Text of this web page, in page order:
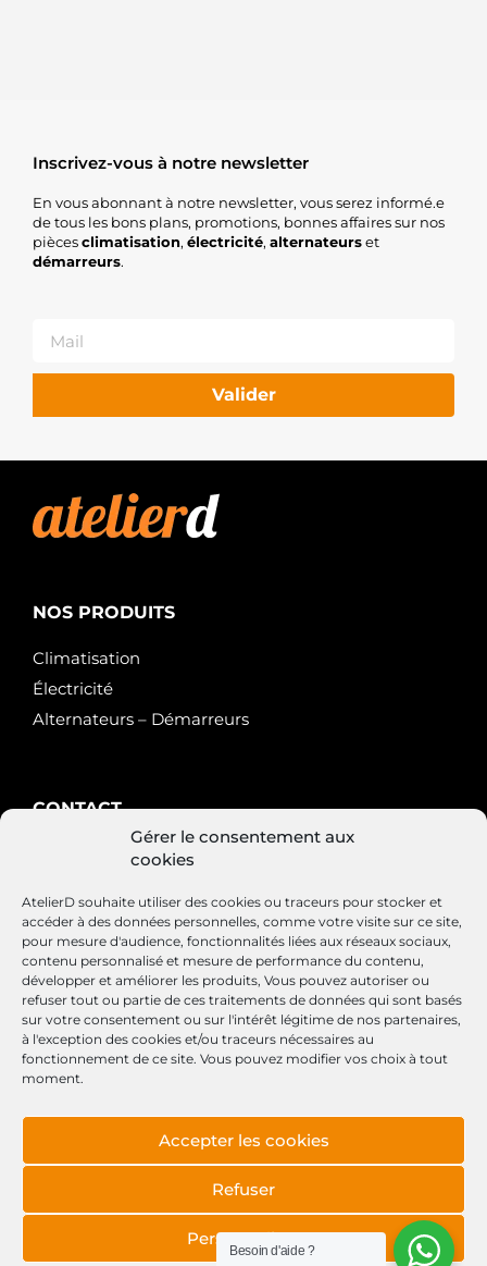
Gérer le consentement aux
cookies
AtelierD souhaite utiliser des cookies ou traceurs pour stocker et
accéder à des données personnelles, comme votre visite sur ce site,
pour mesure d'audience, fonctionnalités liées aux réseaux sociaux,
contenu personnalisé et mesure de performance du contenu,
développer et améliorer les produits, Vous pouvez autoriser ou
refuser tout ou partie de ces traitements de données qui sont basés
sur votre consentement ou sur l'intérêt légitime de nos partenaires,
à l'exception des cookies et/ou traceurs nécessaires au
fonctionnement de ce site. Vous pouvez modifier vos choix à tout
moment.
Accepter les cookies
Refuser
Personnaliser
Inscrivez-vous à notre newsletter
En vous abonnant à notre newsletter, vous serez informé.e
de tous les bons plans, promotions, bonnes affaires sur nos
piècesclimatisation, électricité, alternateurset
démarreurs.
Valider
NOS PRODUITS
Climatisation
Électricité
Alternateurs – Démarreurs
CONTACT
03 29 22 34 47
contact@atelierd.fr
SUIVEZ-NOUS
Conditions générales de vente
Besoin d'aide ?